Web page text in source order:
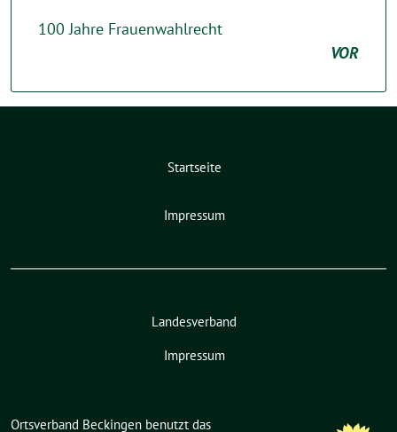
100 Jahre Frauenwahlrecht
VOR
Startseite
Impressum
Landesverband
Impressum
Ortsverband Beckingen benutzt das